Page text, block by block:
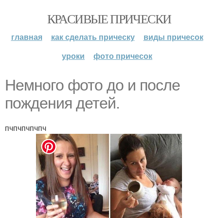
КРАСИВЫЕ ПРИЧЕСКИ
главная как сделать прическу
виды причесок
уроки
фото причесок
Немного фото до и после
пождения детей.
пчпчпчпчпч